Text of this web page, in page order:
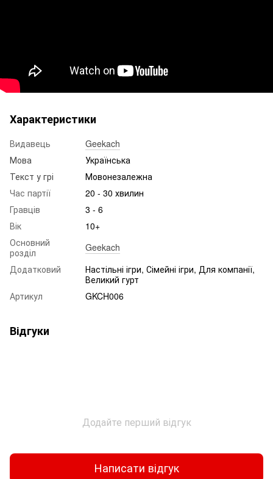
Характеристики
Видавець
Geekach
Мова
Українська
Текст у грі
Мовонезалежна
Час партії
20 - 30 хвилин
Гравців
3 - 6
Вік
10+
Основний
розділ
Geekach
Додатковий
Настільні ігри, Сімейні ігри, Для компанії,
Великий гурт
Артикул
GKCH006
Відгуки
Додайте перший відгук
Написати відгук